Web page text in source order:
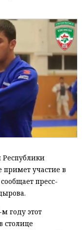
Республики
примет участие в
пресс-
году этот
столице